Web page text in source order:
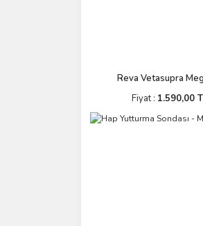
Reva Vetasupra
Fiyat : 1.590,00